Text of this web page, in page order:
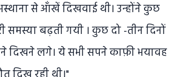
से आँखें दिखवाई थी। उन्होंने कुछ
समस्या बढ़ती गयी । कुछ दो -तीन दिनों
दिखने लगे। ये सभी सपने काफ़ी भयावह